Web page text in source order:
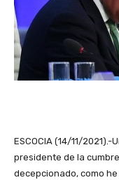
ESCOCIA (14/11/
presidente de la cumbre
decepcionado, como